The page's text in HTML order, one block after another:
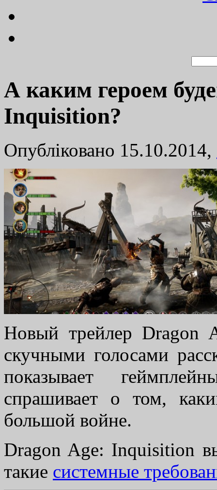
А каким героем
Inquisition?
Опубліковано 15.10.2014,
Новый трейлер Dragon
скучными голосами
показывает
спрашивает о том,
большой войне.
Dragon Age: Inquisition
такие системные